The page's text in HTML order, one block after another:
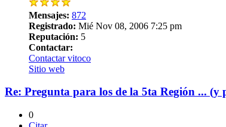
Mensajes: 872
Registrado: Mié Nov 08, 2006 7:25 pm
Reputación: 5
Contactar:
Contactar vitoco
Sitio web
Re: Pregunta para los de la 5ta Región ... (y
0